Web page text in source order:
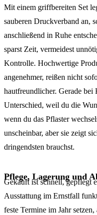
Mit einem griffbereiten Set
sauberen Druckverband an,
anschließend in Ruhe
sparst Zeit, vermeidest
Kontrolle. Hochwertige
angenehmer, reißen nicht
hautfreundlicher. Gerade bei
Unterschied, weil du die
wenn du das Pflaster
unscheinbar, aber sie zeigt
dringendsten brauchst.
Pflege, Lagerung und
Gekauft ist schnell, gepflegt
Ausstattung im Ernstfall
feste Termine im Jahr